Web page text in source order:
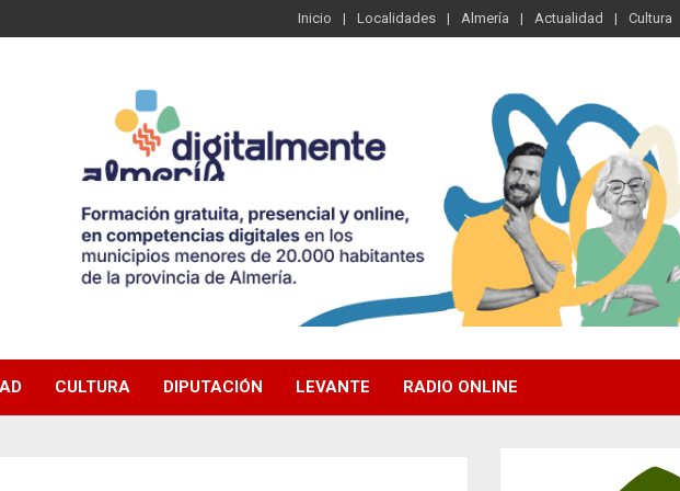
Inicio Localidades Almería Actualidad Cultura
CULTURA DIPUTACIÓN LEVANTE RADIO ONLINE